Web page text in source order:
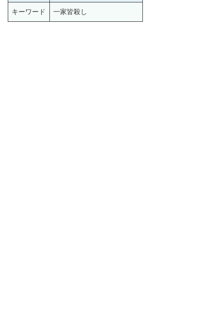
キーワード 一家皆殺し